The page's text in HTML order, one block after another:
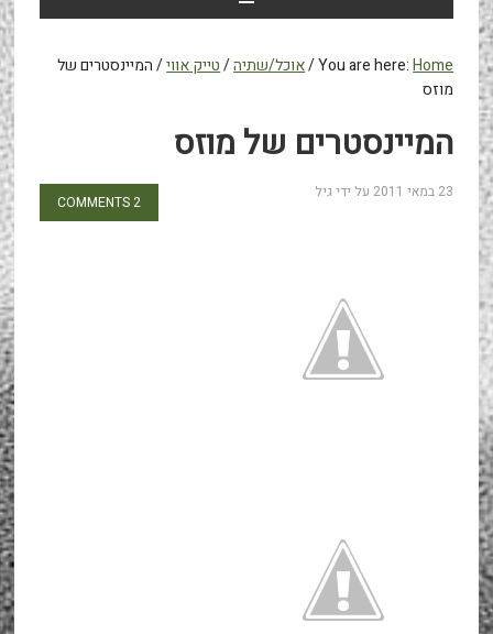
You are here:Home
/אוכל/שתיה/טייק אווי/המיינסטרים של
מוזס
המיינסטרים של מוזס
23 במאי 2011 על ידיגיל
2 COMMENTS